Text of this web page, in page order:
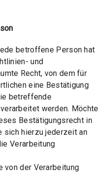
betroffene Person hat
und
Recht, von dem für
eine Bestätigung
betreffende
werden. Möchte
Bestätigungsrecht in
sich hierzu jederzeit an
Verarbeitung
von der Verarbeitung